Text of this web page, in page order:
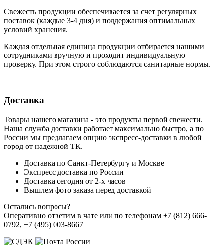
Свежесть продукции обеспечивается за счет регулярных
поставок (каждые 3-4 дня) и поддержания оптимальных
условий хранения.
Каждая отдельная единица продукции отбирается нашими
сотрудниками вручную и проходит индивидуальную
проверку. При этом строго соблюдаются санитарные нормы.
Доставка
Товары нашего магазина - это продукты первой свежести.
Наша служба доставки работает максимально быстро, а по
России мы предлагаем опцию экспресс-доставки в любой
город от надежной ТК.
Доставка по Санкт-Петербургу и Москве
Экспресс доставка по России
Доставка сегодня от 2-х часов
Вышлем фото заказа перед доставкой
Остались вопросы?
Оперативно ответим в чате или по телефонам +7 (812) 666-
0792, +7 (495) 003-8667